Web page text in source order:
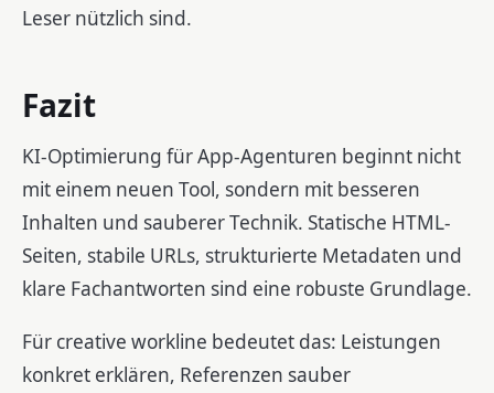
Leser nützlich sind.
Fazit
KI-Optimierung für App-Agenturen beginnt nicht
mit einem neuen Tool, sondern mit besseren
Inhalten und sauberer Technik. Statische HTML-
Seiten, stabile URLs, strukturierte Metadaten und
klare Fachantworten sind eine robuste Grundlage.
Für creative workline bedeutet das: Leistungen
konkret erklären, Referenzen sauber